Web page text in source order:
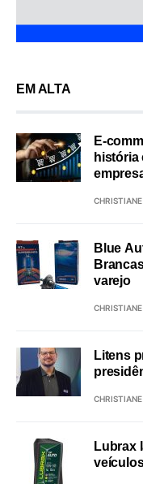
EM ALTA
E-
história
CHRISTIANE
Blue
varejo
CHRISTIANE
Litens
CHRISTIANE
Lubrax